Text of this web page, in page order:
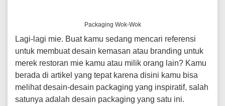
Packaging Wok-Wok
Lagi-lagi mie. Buat kamu sedang mencari referensi
untuk membuat desain kemasan atau branding untuk
merek restoran mie kamu atau milik orang lain? Kamu
berada di artikel yang tepat karena disini kamu bisa
melihat desain-desain packaging yang inspiratif, salah
satunya adalah desain packaging yang satu ini.